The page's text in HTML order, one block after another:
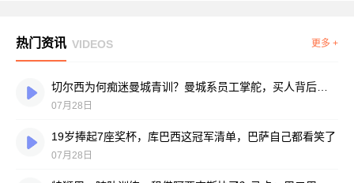
热门资讯 VIDEOS 更多 +
07月28日
19岁捧起7座奖杯，库巴西这冠军清单，巴萨自己都看笑了
07月28日